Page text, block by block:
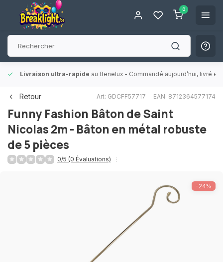
0
Livraison ultra-rapide au Benelux - Commandé aujourd’hui, livré
Retour Art: GDCFF57717 EAN: 8712364577174
Funny Fashion Bâton de Saint
Nicolas 2m - Bâton en métal robuste
de 5 pièces
0/5 (0 Évaluations)
-24%